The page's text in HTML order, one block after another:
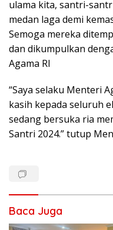
ulama kita, santri-
medan laga demi
Semoga mereka
dan dikumpulkan
Agama RI
“Saya selaku Menteri
kasih kepada seluruh
sedang bersuka ria
Santri 2024.” tutup
Baca Juga